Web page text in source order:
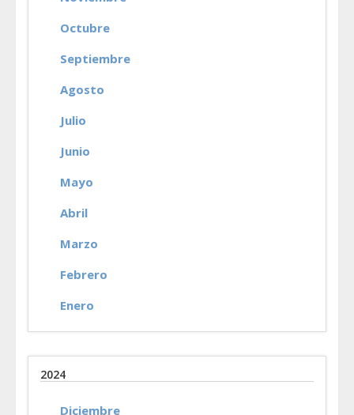
Octubre
Septiembre
Agosto
Julio
Junio
Mayo
Abril
Marzo
Febrero
Enero
2024
Diciembre